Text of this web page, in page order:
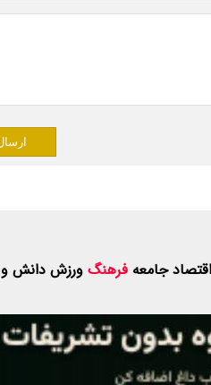
اقتصادجامعه فرهنگ ورزشدانش و